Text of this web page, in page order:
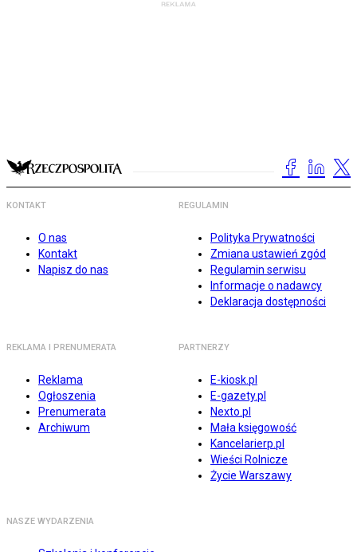
KONTAKT
O nas
Kontakt
Napisz do nas
REGULAMIN
Polityka Prywatności
Zmiana ustawień zgód
Regulamin serwisu
Informacje o nadawcy
Deklaracja dostępności
REKLAMA I PRENUMERATA
Reklama
Ogłoszenia
Prenumerata
Archiwum
PARTNERZY
E-kiosk.pl
E-gazety.pl
Nexto.pl
Mała księgowość
Kancelarierp.pl
Wieści Rolnicze
Życie Warszawy
NASZE WYDARZENIA